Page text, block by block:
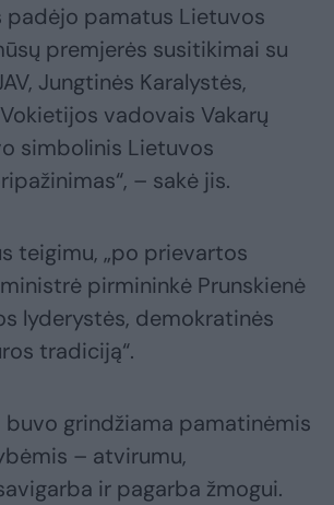
padėjo pamatus Lietuvos
premjerės susitikimai su
Jungtinės Karalystės,
vadovais Vakarų
simbolinis Lietuvos
– sakė jis.
teigimu, „po prievartos
pirmininkė Prunskienė
lyderystės, demokratinės
tradiciją“.
buvo grindžiama pamatinėmis
– atvirumu,
ir pagarba žmogui.